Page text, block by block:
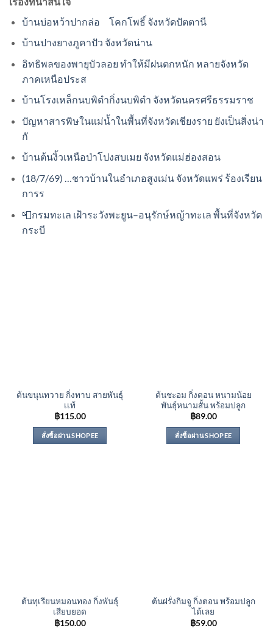
บ้านบ่อหว้าปากล่อ โคกโพธิ์ จังหวัดปัตตานี
บ้านปางยางภูคาปัว จังหวัดน่าน
อิทธิพลของพายุบัวลอย ทำให้มีฝนตกหนัก หลายจังหวัด
ภาคเหนือประส
บ้านโรงเหล็กนบพิตำกิ่งนบพิตำ จังหวัดนครศรีธรรมราช
ปัญหาสารพิษในแม่น้ำในพื้นที่จังหวัดเชียงราย ยังเป็นสิ่งน่า
กั
บ้านต้นงิ้วเหนือป่าโปงสบเมย จังหวัดแม่ฮ่องสอน
(18/7/69) …ชาวบ้านในอำเภอสูงเม่น จังหวัดแพร่ ร้องเรียน
การร
📮กรมทะเล เฝ้าระวังพะยูน–อนุรักษ์หญ้าทะเล พื้นที่จังหวัด
กระบี
ต้นขนุนทวาย กิ่งทาบ สายพันธุ์
เเท้
฿115.00
สั่งซื้อผ่าน SHOPEE
ต้นชะอม กิ่งตอน หนามน้อย
พันธุ์หนามสั้น พร้อมปลูก
฿89.00
สั่งซื้อผ่าน SHOPEE
ต้นทุเรียนหมอนทอง กิ่งพันธุ์
เสียบยอด
฿150.00
ต้นฝรั่งกิมจู กิ่งตอน พร้อมปลูก
ได้เลย
฿59.00